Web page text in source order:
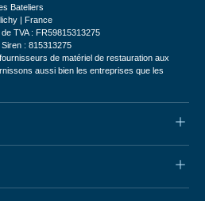
Bateliers
| France
TVA : FR59815313275
: 815313275
de matériel de restauration aux
aussi bien les entreprises que les